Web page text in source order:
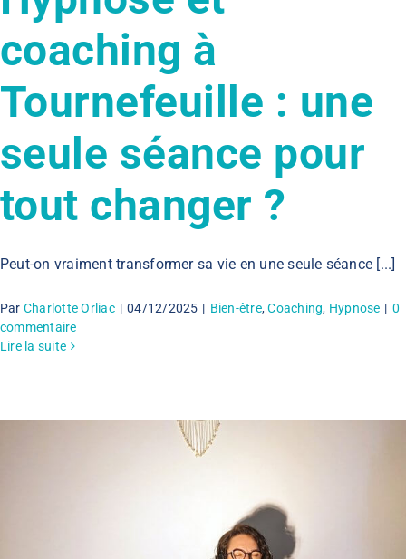
coaching à
Tournefeuille : une
seule séance pour
tout changer ?
Peut-on vraiment transformer sa vie en une seule séance [...]
Par Charlotte Orliac | 04/12/2025 | Bien-être,Coaching, Hypnose | 0
commentaire
Lire la suite